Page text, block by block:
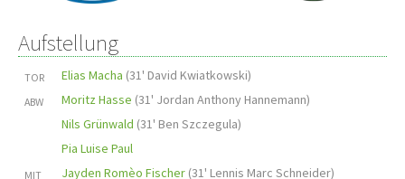
Aufstellung
TOR Elias Macha (31' David Kwiatkowski)
ABW Moritz Hasse (31' Jordan Anthony Hannemann)
Nils Grünwald (31' Ben Szczegula)
Pia Luise Paul
MIT Jayden Romèo Fischer (31' Lennis Marc Schneider)